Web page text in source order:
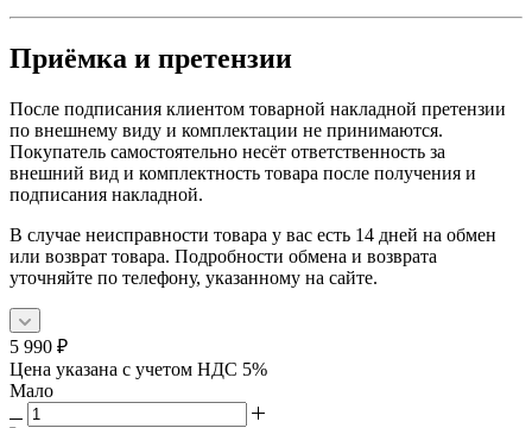
Приёмка и претензии
После подписания клиентом товарной накладной претензии
по внешнему виду и комплектации не принимаются.
Покупатель самостоятельно несёт ответственность за
внешний вид и комплектность товара после получения и
подписания накладной.
В случае неисправности товара у вас есть 14 дней на обмен
или возврат товара. Подробности обмена и возврата
уточняйте по телефону, указанному на сайте.
5 990 ₽
Цена указана с учетом НДС 5%
Мало